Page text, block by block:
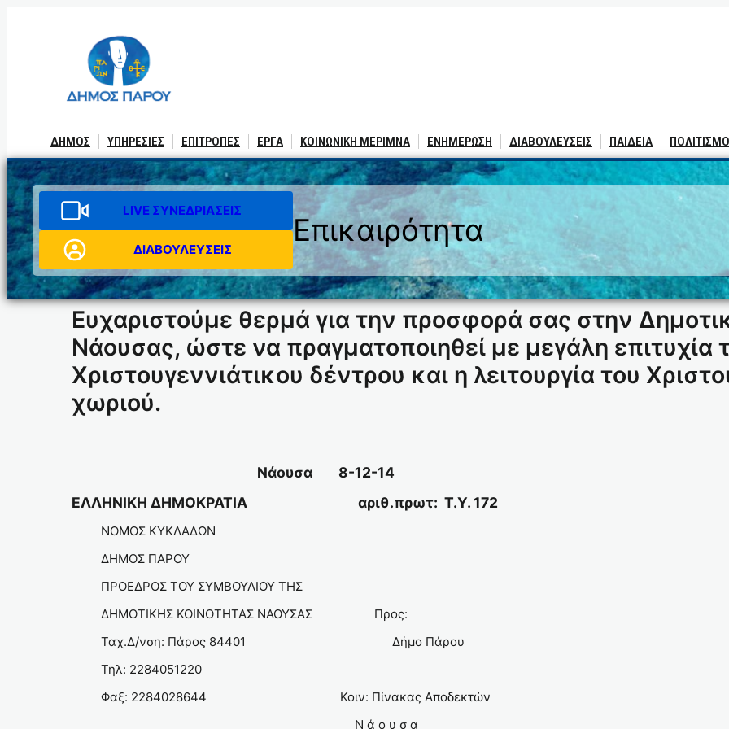
ΔΗΜΟΣ ΥΠΗΡΕΣΙΕΣ ΕΠΙΤΡΟΠΕΣ ΕΡΓΑ ΚΟΙΝΩΝΙΚΗ ΜΕΡΙΜΝΑ ΕΝΗΜΕΡΩΣΗ ΔΙΑΒΟΥΛΕΥΣΕΙΣ ΠΑΙΔΕΙΑ
LIVE ΣΥΝΕΔΡΙΑΣΕΙΣ
ΔΙΑΒΟΥΛΕΥΣΕΙΣ
Επικαιρότητα
Ευχαριστούμε θερμά για την προσφορά σας στην
Νάουσας, ώστε να πραγματοποιηθεί με μεγάλη επιτυχία
Χριστουγεννιάτικου δέντρου και η λειτουργία του
χωριού.
Nάουσα 8-12-14
ΕΛΛΗΝΙΚΗ ΔΗΜΟΚΡΑΤΙΑ αριθ.πρωτ: T.Υ. 172
ΝΟΜΟΣ ΚΥΚΛΑΔΩΝ
ΔΗΜΟΣ ΠΑΡΟΥ
ΠΡΟΕΔΡΟΣ ΤΟΥ ΣΥΜΒΟΥΛΙΟΥ ΤΗΣ
ΔΗΜΟΤΙΚΗΣ ΚΟΙΝΟΤΗΤΑΣ ΝΑΟΥΣΑΣ Προς:
Ταχ.Δ/νση: Πάρος 84401 Δήμο Πάρου
Τηλ: 2284051220
Φαξ: 2284028644 Κοιν: Πίνακας Αποδεκτών
Ν ά ο υ σ α